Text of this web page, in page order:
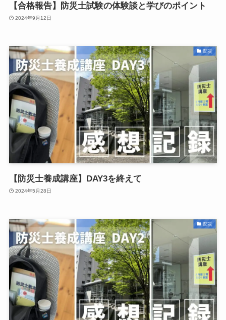
【合格報告】防災士試験の体験談と学びのポイント
2024年9月12日
防災
【防災士養成講座】DAY3を終えて
2024年5月28日
防災